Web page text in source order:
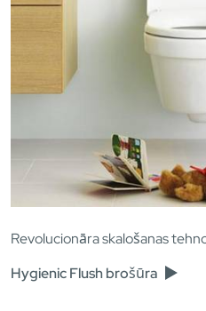
Revolucionāra skalošanas
Hygienic Flush brošūra